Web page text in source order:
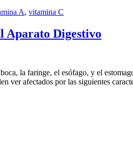
A, vitamina C
Aparato Digestivo
la faringe, el esófago, y el
ver afectados por las siguientes